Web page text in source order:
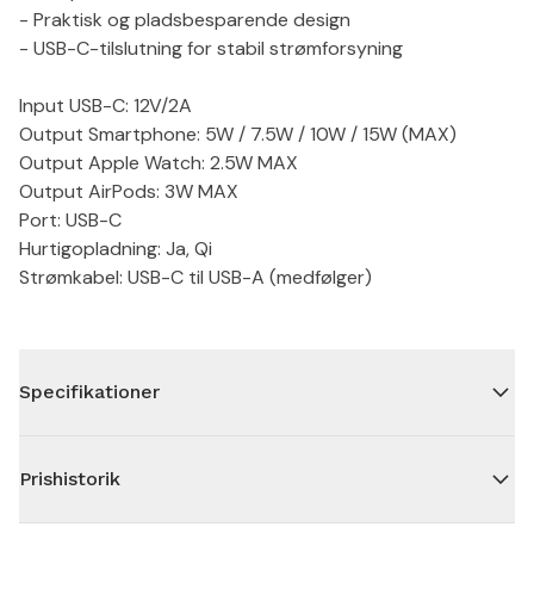
- Praktisk og pladsbesparende design
- USB-C-tilslutning for stabil strømforsyning
Input USB-C: 12V/2A
Output Smartphone: 5W / 7.5W / 10W / 15W (MAX)
Output Apple Watch: 2.5W MAX
Output AirPods: 3W MAX
Port: USB-C
Hurtigopladning: Ja, Qi
Strømkabel: USB-C til USB-A (medfølger)
Specifikationer
Prishistorik